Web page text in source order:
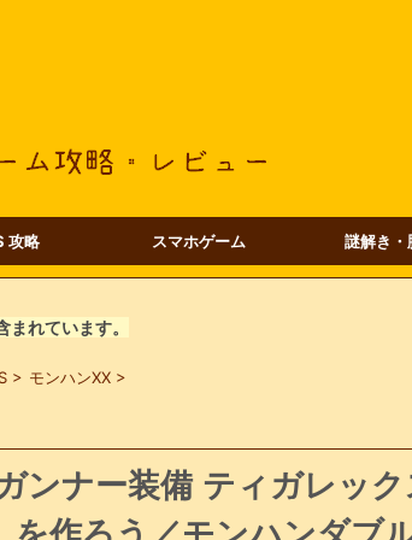
攻略 スマホゲーム 謎解き・
れています。
> モンハンXX >
ンナー装備 ティガレッ